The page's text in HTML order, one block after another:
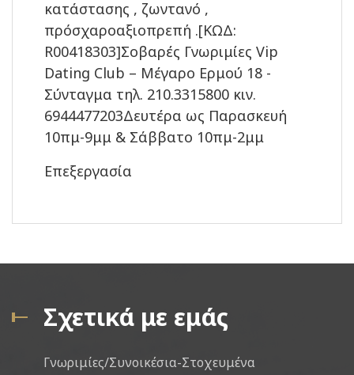
κατάστασης , ζωντανό ,
πρόσχαροαξιοπρεπή .[ΚΩΔ:
R00418303]Σοβαρές Γνωριμίες Vip
Dating Club – Μέγαρο Ερμού 18 -
Σύνταγμα τηλ. 210.3315800 κιν.
6944477203Δευτέρα ως Παρασκευή
10πμ-9μμ & Σάββατο 10πμ-2μμ
Επεξεργασία
Σχετικά με εμάς
Γνωριμίες/Συνοικέσια-Στοχευμένα